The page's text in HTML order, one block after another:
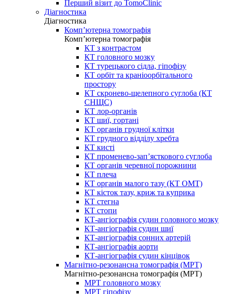
Перший візит до TomoClinic
Діагностика
Діагностика
Комп’ютерна томографія
Комп’ютерна томографія
КТ з контрастом
КТ головного мозку
КТ турецького сідла, гіпофізу
КТ орбіт та краніоорбітального
простору
КТ скронево-щелепного суглоба (КТ
СНЩС)
КТ лор-органів
КТ шиї, гортані
КТ органів грудної клітки
КТ грудного відділу хребта
КТ кисті
КТ променево-зап’ясткового суглоба
КТ органів черевної порожнини
КТ плеча
КТ органів малого тазу (КТ ОМТ)
КТ кісток тазу, криж та куприка
КТ стегна
КТ стопи
КТ-ангіографія судин головного мозку
КТ-ангіографія судин шиї
КТ-ангіографія сонних артерій
КТ-ангіографія аорти
КТ-ангіографія судин кінцівок
Магнітно-резонансна томографія (МРТ)
Магнітно-резонансна томографія (МРТ)
МРТ головного мозку
МРТ гіпофізу